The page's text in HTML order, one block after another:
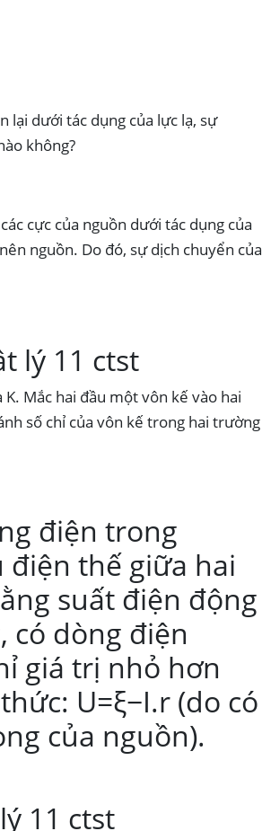
lại dưới tác dụng của lực lạ, sự
không?
cực của nguồn dưới tác dụng của
nguồn. Do đó, sự dịch chuyển của
lý 11 ctst
Mắc hai đầu một vôn kế vào hai
số chỉ của vôn kế trong hai trường
điện trong
điện thế giữa hai
suất điện động
có dòng điện
giá trị nhỏ hơn
U=ξ−I.r (do có
của nguồn).
11 ctst